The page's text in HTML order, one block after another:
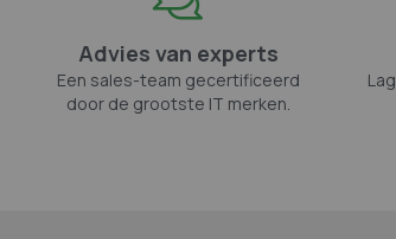
Advies van experts
Een sales-team gecertificeerd
door de grootste IT merken.